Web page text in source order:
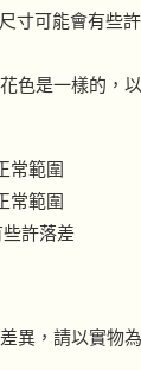
寸可能會有些
色是一樣的，
常範圍
常範圍
許落差
異，請以實物為